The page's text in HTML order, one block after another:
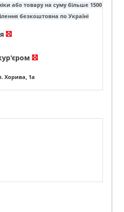
або товару на суму більше 1500
безкоштовна по Україні
Хорива, 1а